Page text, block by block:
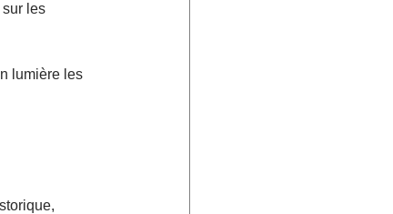
sur les
lumière les